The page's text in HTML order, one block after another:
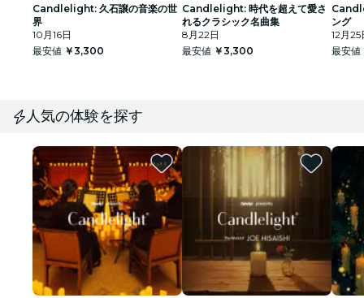
Candlelight: 久石譲の音楽の世
界
10月16日
最安値 ￥3,300
Candlelight: 時代を超えて愛さ
れるクラシック名曲集
8月22日
最安値 ￥3,300
ング
12月25
最安値
人気の体験を探す